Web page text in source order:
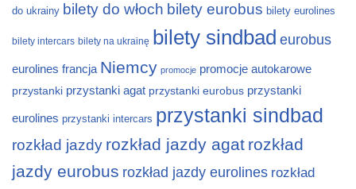
do ukrainy bilety do włoch bilety eurobus bilety eurolines
bilety intercars bilety na ukrainę bilety sindbad eurobus
eurolines francja Niemcy promocje promocje autokarowe
przystanki przystanki agat przystanki eurobus przystanki
eurolines przystanki intercars przystanki sindbad
rozkład jazdy rozkład jazdy agat rozkład
jazdy eurobus rozkład jazdy eurolines rozkład